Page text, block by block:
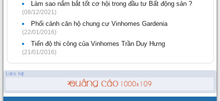
Làm sao nắm bắt tốt cơ hội trong đầu tư Bất động sản ?
(08/12/2021)
Phối cảnh căn hộ chung cư Vinhomes Gardenia
(22/01/2016)
Tiến độ thi công của Vinhomes Trần Duy Hưng
(21/01/2016)